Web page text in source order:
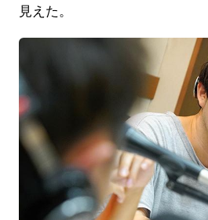
見えた。